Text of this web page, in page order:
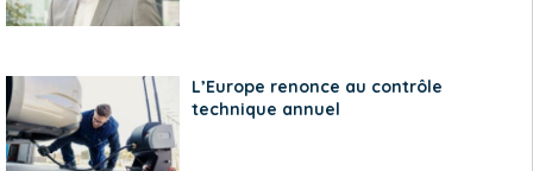
L’Europe renonce au contrôle
technique annuel